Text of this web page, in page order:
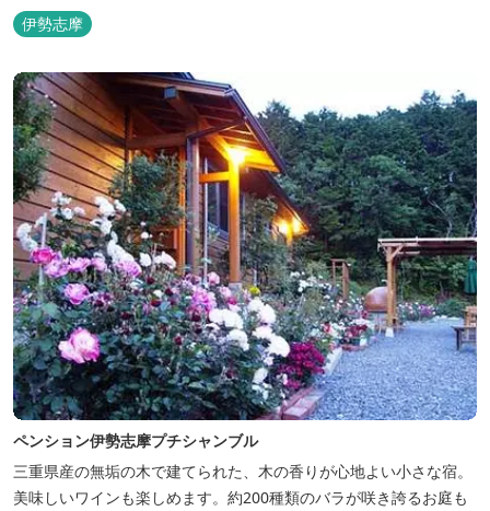
伊勢志摩
ペンション伊勢志摩プチシャンブル
三重県産の無垢の木で建てられた、木の香りが心地よい小さな宿。
美味しいワインも楽しめます。約200種類のバラが咲き誇るお庭も